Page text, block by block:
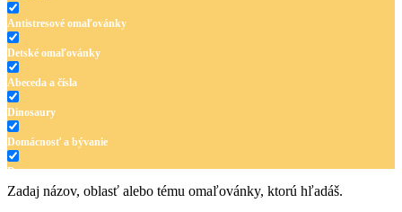
Antistresové omaľovánky
Detské omaľovánky
Abeceda a čísla
Dinosaury
Domácnosť a bývanie
Doprava
Hudba
Zadaj názov, oblasť alebo tému omaľovánky, ktorú hľadáš.